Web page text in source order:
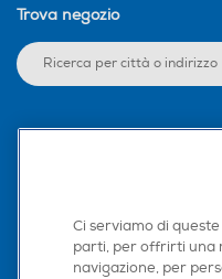
Trova negozio
Scarica la nostra app
Ci serviamo di
parti, per offrirti una
navigazione, per